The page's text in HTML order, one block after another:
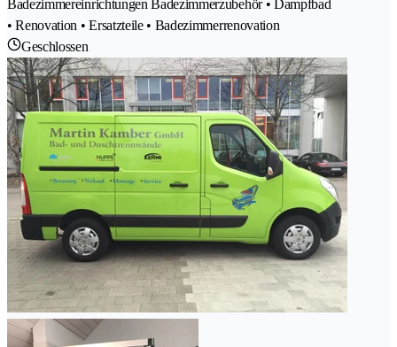
Badezimmereinrichtungen Badezimmerzubehör • Dampfbad
• Renovation • Ersatzteile • Badezimmerrenovation
Geschlossen